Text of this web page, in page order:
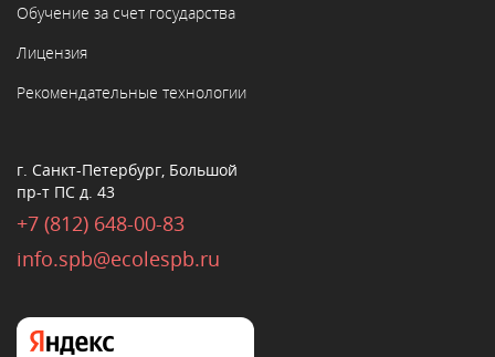
Обучение за счет государства
Лицензия
Рекомендательные технологии
г. Санкт-Петербург, Большой
пр-т ПС д. 43
+7 (812) 648-00-83
info.spb@ecolespb.ru